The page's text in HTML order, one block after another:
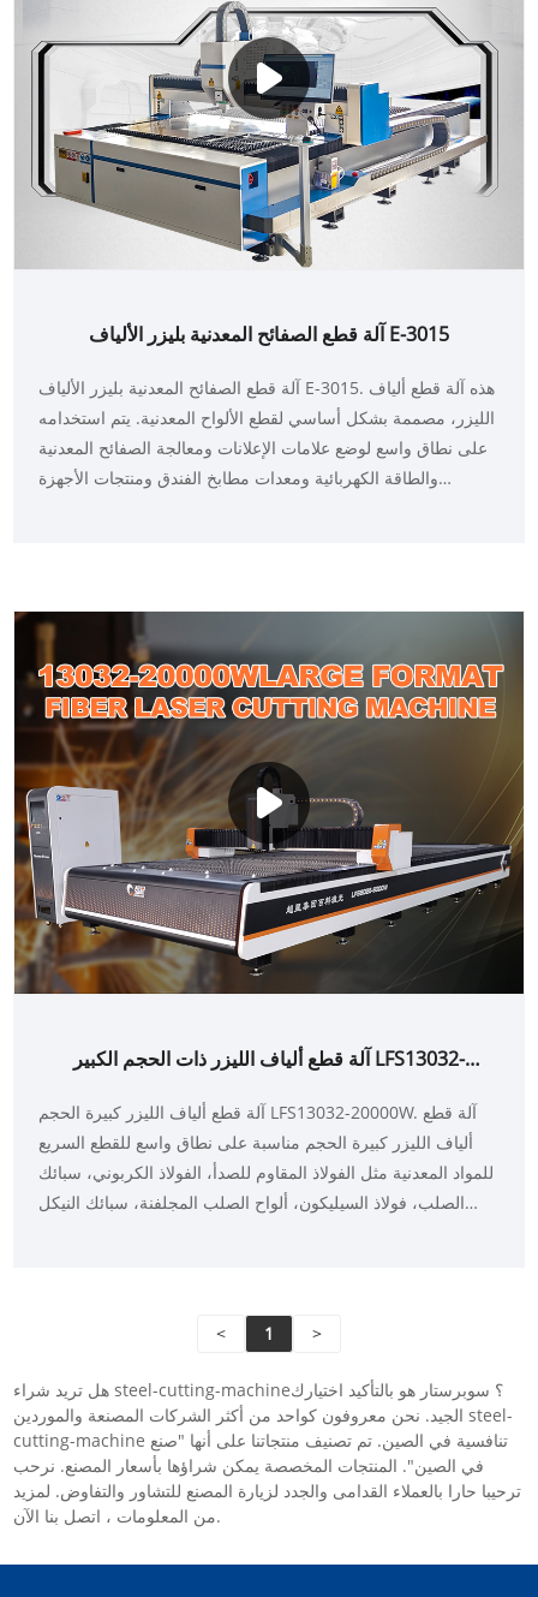
آلة قطع الصفائح المعدنية بليزر الألياف E-3015
آلة قطع الصفائح المعدنية بليزر الألياف E-3015. هذه آلة قطع ألياف
الليزر، مصممة بشكل أساسي لقطع الألواح المعدنية. يتم استخدامه
على نطاق واسع لوضع علامات الإعلانات ومعالجة الصفائح المعدنية
والطاقة الكهربائية ومعدات مطابخ الفندق ومنتجات الأجهزة
آلة قطع ألياف الليزر ذات الحجم الكبير LFS13032-
آلة قطع ألياف الليزر كبيرة الحجم LFS13032-20000W. آلة قطع
ألياف الليزر كبيرة الحجم مناسبة على نطاق واسع للقطع السريع
للمواد المعدنية مثل الفولاذ المقاوم للصدأ، الفولاذ الكربوني، سبائك
الصلب، فولاذ السيليكون، ألواح الصلب المجلفنة، سبائك النيكل
<
1 >
هل تريد شراء steel-cutting-machine؟ سوبرستار هو بالتأكيد اختيارك
الجيد. نحن معروفون كواحد من أكثر الشركات المصنعة والموردين steel-
cutting-machine تنافسية في الصين. تم تصنيف منتجاتنا على أنها "صنع
في الصين". المنتجات المخصصة يمكن شراؤها بأسعار المصنع. نرحب
ترحيبا حارا بالعملاء القدامى والجدد لزيارة المصنع للتشاور والتفاوض. لمزيد
من المعلومات ، اتصل بنا الآن.